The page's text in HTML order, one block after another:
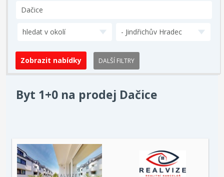
hledat v okolí - Jindřichův Hradec
DALŠÍ FILTRY
Byt 1+0 na prodej Dačice